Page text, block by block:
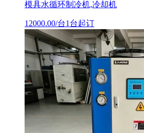
模具水循环制冷机,冷却机
12000.00/台1台起订